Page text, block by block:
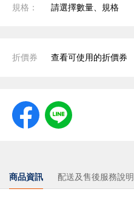
規格： 請選擇數量、規格
折價券 查看可使用的折價券
商品資訊 配送及售後服務說明